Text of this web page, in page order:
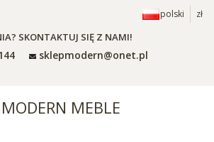
polski zł
SKONTAKTUJ SIĘ Z NAMI!
sklepmodern@onet.pl
MODERN MEBLE